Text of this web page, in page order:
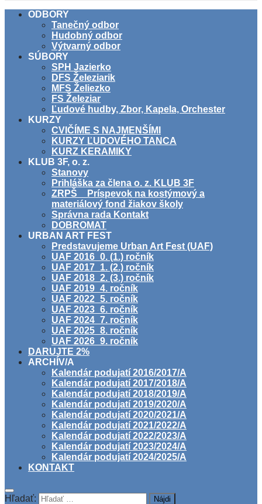
ODBORY
Tanečný odbor
Hudobný odbor
Výtvarný odbor
SÚBORY
SPH Jazierko
DFS Železiarik
MFS Želiezko
FS Železiar
Ľudové hudby, Zbor, Kapela, Orchester
KURZY
CVIČÍME S NAJMENŠÍMI
KURZY ĽUDOVÉHO TANCA
KURZ KERAMIKY
KLUB 3F, o. z.
Stanovy
Prihláška za člena o. z. KLUB 3F
ZRPŠ _ Príspevok na kostýmový a
materiálový fond žiakov školy
Správna rada Kontakt
DOBROMAT
URBAN ART FEST
Predstavujeme Urban Art Fest (UAF)
UAF 2016_0. (1.) ročník
UAF 2017_1. (2.) ročník
UAF 2018_2. (3.) ročník
UAF 2019_4. ročník
UAF 2022_5. ročník
UAF 2023_6. ročník
UAF 2024_7. ročník
UAF 2025_8. ročník
UAF 2026_9. ročník
DARUJTE 2%
ARCHÍV/A
Kalendár podujatí 2016/2017/A
Kalendár podujatí 2017/2018/A
Kalendár podujatí 2018/2019/A
Kalendár podujatí 2019/2020/A
Kalendár podujatí 2020/2021/A
Kalendár podujatí 2021/2022/A
Kalendár podujatí 2022/2023/A
Kalendár podujatí 2023/2024/A
Kalendár podujatí 2024/2025/A
KONTAKT
Hľadať: